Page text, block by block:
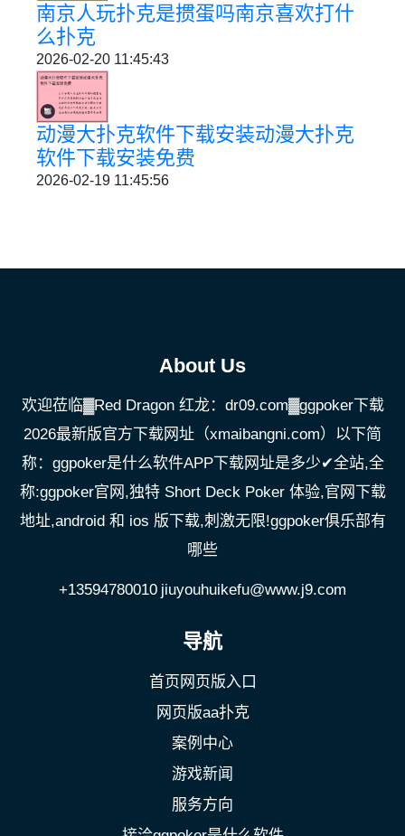
南京人玩扑克是掼蛋吗南京喜欢打什
么扑克
2026-02-20 11:45:43
动漫大扑克软件下载安装动漫大扑克
软件下载安装免费
2026-02-19 11:45:56
About Us
欢迎莅临▓Red Dragon 红龙：dr09.com▓ggpoker下载
2026最新版官方下载网址（xmaibangni.com）以下简
称：ggpoker是什么软件APP下载网址是多少✔全站,全
称:ggpoker官网,独特 Short Deck Poker 体验,官网下载
地址,android 和 ios 版下载,刺激无限!ggpoker俱乐部有
哪些
+13594780010 jiuyouhuikefu@www.j9.com
导航
首页网页版入口
网页版aa扑克
案例中心
游戏新闻
服务方向